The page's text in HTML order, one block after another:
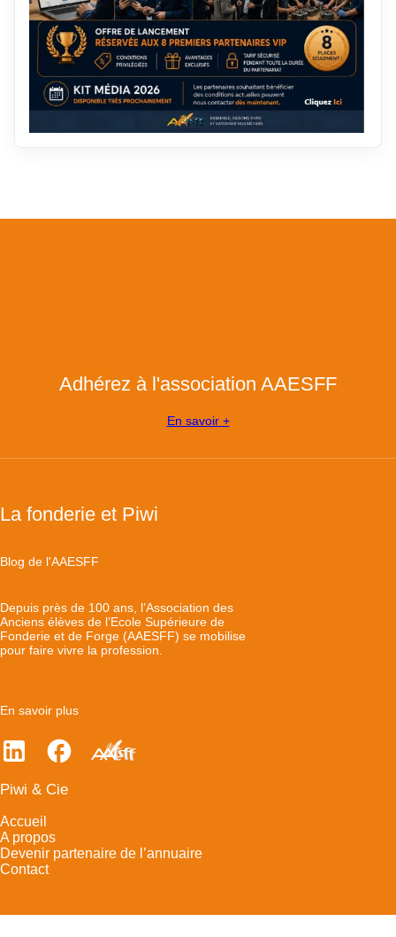
Adhérez à l'association AAESFF
En savoir +
La fonderie et Piwi
Blog de l'AAESFF
Depuis près de 100 ans, l’Association des
Anciens élèves de l’Ecole Supérieure de
Fonderie et de Forge (AAESFF) se mobilise
pour faire vivre la profession.
En savoir plus
Piwi & Cie
Accueil
A propos
Devenir partenaire de l’annuaire
Contact